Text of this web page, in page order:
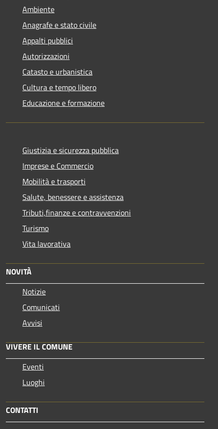
Ambiente
Anagrafe e stato civile
Appalti pubblici
Autorizzazioni
Catasto e urbanistica
Cultura e tempo libero
Educazione e formazione
Giustizia e sicurezza pubblica
Imprese e Commercio
Mobilità e trasporti
Salute, benessere e assistenza
Tributi,finanze e contravvenzioni
Turismo
Vita lavorativa
NOVITÀ
Notizie
Comunicati
Avvisi
VIVERE IL COMUNE
Eventi
Luoghi
CONTATTI